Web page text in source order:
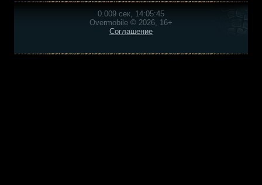
0.009 сек, 14:05:45
Overmobile © 2026, 16+
Соглашение